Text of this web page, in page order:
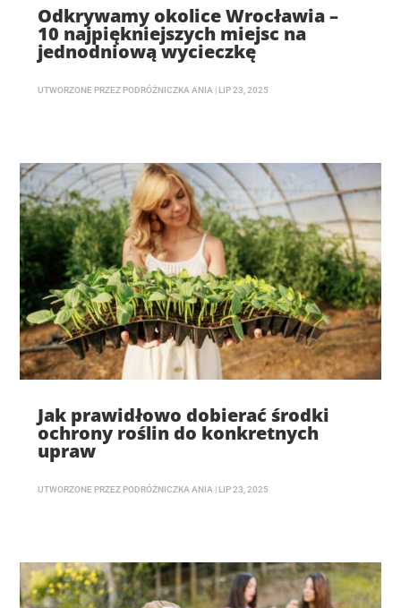
Odkrywamy okolice Wrocławia –
10 najpiękniejszych miejsc na
jednodniową wycieczkę
UTWORZONE PRZEZ PODRÓŻNICZKA ANIA LIP 23, 2025
Jak prawidłowo dobierać środki
ochrony roślin do konkretnych
upraw
UTWORZONE PRZEZ PODRÓŻNICZKA ANIA | LIP 23, 2025